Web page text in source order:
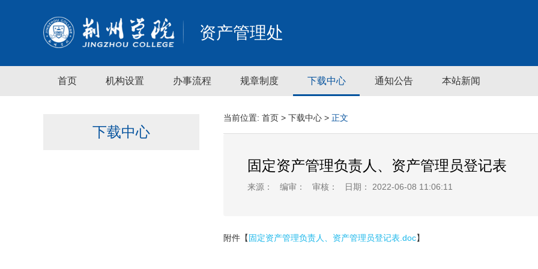
资产管理处
首页 机构设置 办事流程 规章制度 下载中心 通知公告 本站新闻
下载中心
当前位置: 首页 > 下载中心 > 正文
固定资产管理负责人、资产管理员登记表
来源： 编审： 审核： 日期： 2022-06-08 11:06:11
附件【 固定资产管理负责人、资产管理员登记表.doc】